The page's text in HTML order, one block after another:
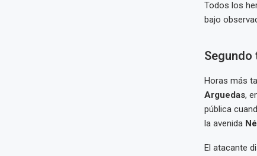
Todos los
bajo
Segundo
Horas más
Arguedas,
pública
la avenida
El atacante